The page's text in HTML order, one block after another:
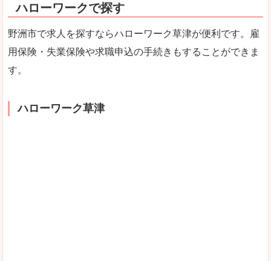
ハローワークで探す
野洲市で求人を探すならハローワーク草津が便利です。雇
用保険・失業保険や求職申込の手続きもすることができま
す。
ハローワーク草津